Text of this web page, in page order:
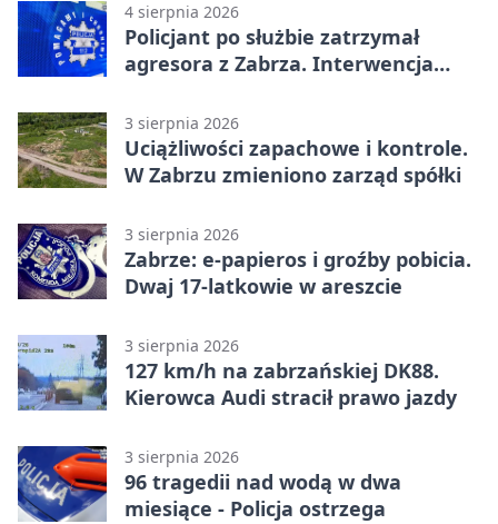
4 sierpnia 2026
Policjant po służbie zatrzymał
agresora z Zabrza. Interwencja
3 sierpnia 2026
Uciążliwości zapachowe i kontrole.
W Zabrzu zmieniono zarząd spółki
3 sierpnia 2026
Zabrze: e-papieros i groźby pobicia.
Dwaj 17-latkowie w areszcie
3 sierpnia 2026
127 km/h na zabrzańskiej DK88.
Kierowca Audi stracił prawo jazdy
3 sierpnia 2026
96 tragedii nad wodą w dwa
miesiące - Policja ostrzega